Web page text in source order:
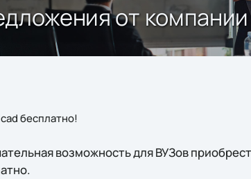
от
бесплатно!
возможность для ВУЗов